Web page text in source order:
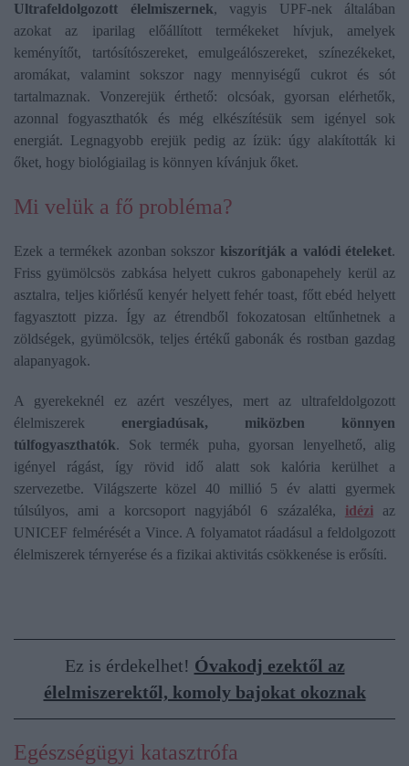
Ultrafeldolgozott élelmiszernek, vagyis UPF-nek általában
azokat az iparilag előállított termékeket hívjuk, amelyek
keményítőt, tartósítószereket, emulgeálószereket, színezékeket,
aromákat, valamint sokszor nagy mennyiségű cukrot és sót
tartalmaznak. Vonzerejük érthető: olcsóak, gyorsan elérhetők,
azonnal fogyaszthatók és még elkészítésük sem igényel sok
energiát. Legnagyobb erejük pedig az ízük: úgy alakították ki
őket, hogy biológiailag is könnyen kívánjuk őket.
Mi velük a fő probléma?
Ezek a termékek azonban sokszor kiszorítják a valódi ételeket.
Friss gyümölcsös zabkása helyett cukros gabonapehely kerül az
asztalra, teljes kiőrlésű kenyér helyett fehér toast, főtt ebéd helyett
fagyasztott pizza. Így az étrendből fokozatosan eltűnhetnek a
zöldségek, gyümölcsök, teljes értékű gabonák és rostban gazdag
alapanyagok.
A gyerekeknél ez azért veszélyes, mert az ultrafeldolgozott
élelmiszerek energiadúsak, miközben könnyen
túlfogyaszthatók. Sok termék puha, gyorsan lenyelhető, alig
igényel rágást, így rövid idő alatt sok kalória kerülhet a
szervezetbe. Világszerte közel 40 millió 5 év alatti gyermek
túlsúlyos, ami a korcsoport nagyjából 6 százaléka, idézi az
UNICEF felmérését a Vince. A folyamatot ráadásul a feldolgozott
élelmiszerek térnyerése és a fizikai aktivitás csökkenése is erősíti.
Ez is érdekelhet! Óvakodj ezektől az
élelmiszerektől, komoly bajokat okoznak
Egészségügyi katasztrófa